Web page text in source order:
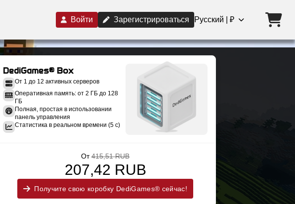
Войти Зарегистрироваться Русский | ₽
DediGames® Box
От 1 до 12 активных серверов
Оперативная память: от 2 ГБ до 128
ГБ
Полная, простая в использовании
панель управления
Статистика в реальном времени (5 с)
От 415,51 RUB
207,42 RUB
Получите свою коробку DediGames® сейчас!